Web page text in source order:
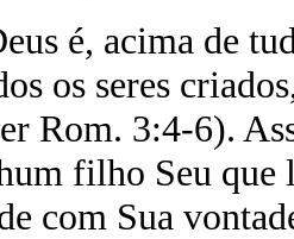
é, acima de
os seres
Rom. 3:4-6).
filho Seu que
com Sua